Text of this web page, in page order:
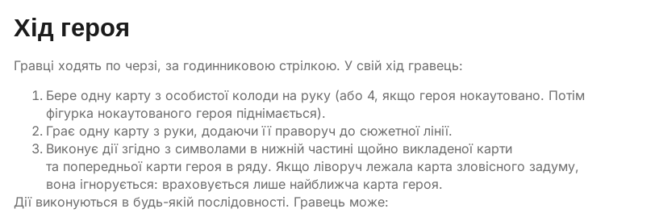
Хід героя
Гравці ходять по черзі, за годинниковою стрілкою. У свій хід гравець:
Бере одну карту з особистої колоди на руку (або 4, якщо героя нокаутовано. Потім
фігурка нокаутованого героя піднімається).
Грає одну карту з руки, додаючи її праворуч до сюжетної лінії.
Виконує дії згідно з символами в нижній частині щойно викладеної карти
та попередньої карти героя в ряду. Якщо ліворуч лежала карта зловісного задуму,
вона ігнорується: враховується лише найближча карта героя.
Дії виконуються в будь-якій послідовності. Гравець може: